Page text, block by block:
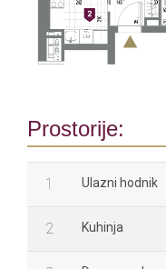
Prostorije:
1 Ulazni hodnik
2 Kuhinja